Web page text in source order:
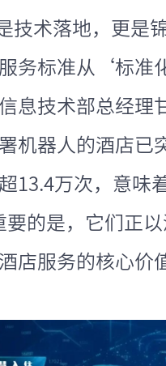
技术落地，更
服务标准从‘标
息技术部总经理
机器人的酒店已
13.4万次，意味
要的是，它们正
店服务的核心价